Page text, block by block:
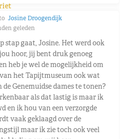
Josine Droogendijk
geleden
stap gaat, Josine. Het werd ook
hoor, jij bent druk genoeg
heb je wel de mogelijkheid om
het Tapijtmuseum ook wat
Genemuidse dames te tonen?
als dat lastig is maar ik
en ik hou van een verzorgde
vaak geklaagd over de
maar ik zie toch ook veel